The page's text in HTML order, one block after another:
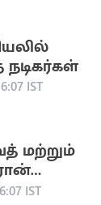
IST
மற்றும்
IST